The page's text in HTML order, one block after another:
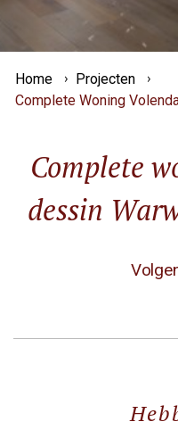
Home
Projecten
Complete Woning
Complete
dessin